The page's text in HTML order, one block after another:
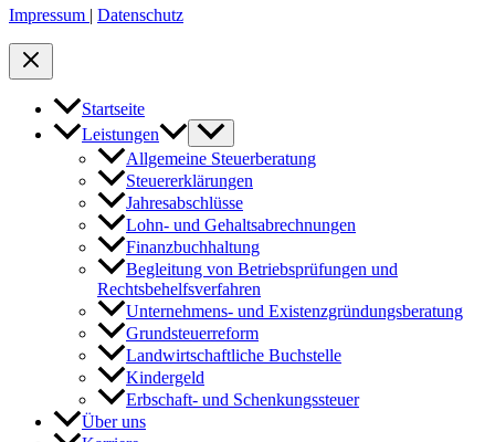
Impressum | Datenschutz
Startseite
Leistungen
Allgemeine Steuerberatung
Steuererklärungen
Jahresabschlüsse
Lohn- und Gehaltsabrechnungen
Finanzbuchhaltung
Begleitung von Betriebsprüfungen und
Rechtsbehelfsverfahren
Unternehmens- und Existenzgründungsberatung
Grundsteuerreform
Landwirtschaftliche Buchstelle
Kindergeld
Erbschaft- und Schenkungssteuer
Über uns